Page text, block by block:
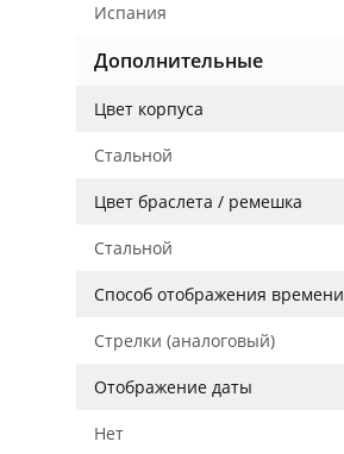
Испания
Дополнительные
Цвет корпуса
Стальной
Цвет браслета / ремешка
Стальной
Способ отображения времени
Стрелки (аналоговый)
Отображение даты
Нет